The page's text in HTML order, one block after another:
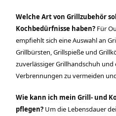
Welche Art von Grillzubehör
Kochbedürfnisse haben? Für
empfiehlt sich eine Auswahl an
Grillbürsten, Grillspieße und
zuverlässiger Grillhandschuh
Verbrennungen zu vermeiden
Wie kann ich mein Grill- und
pflegen? Um die Lebensdauer